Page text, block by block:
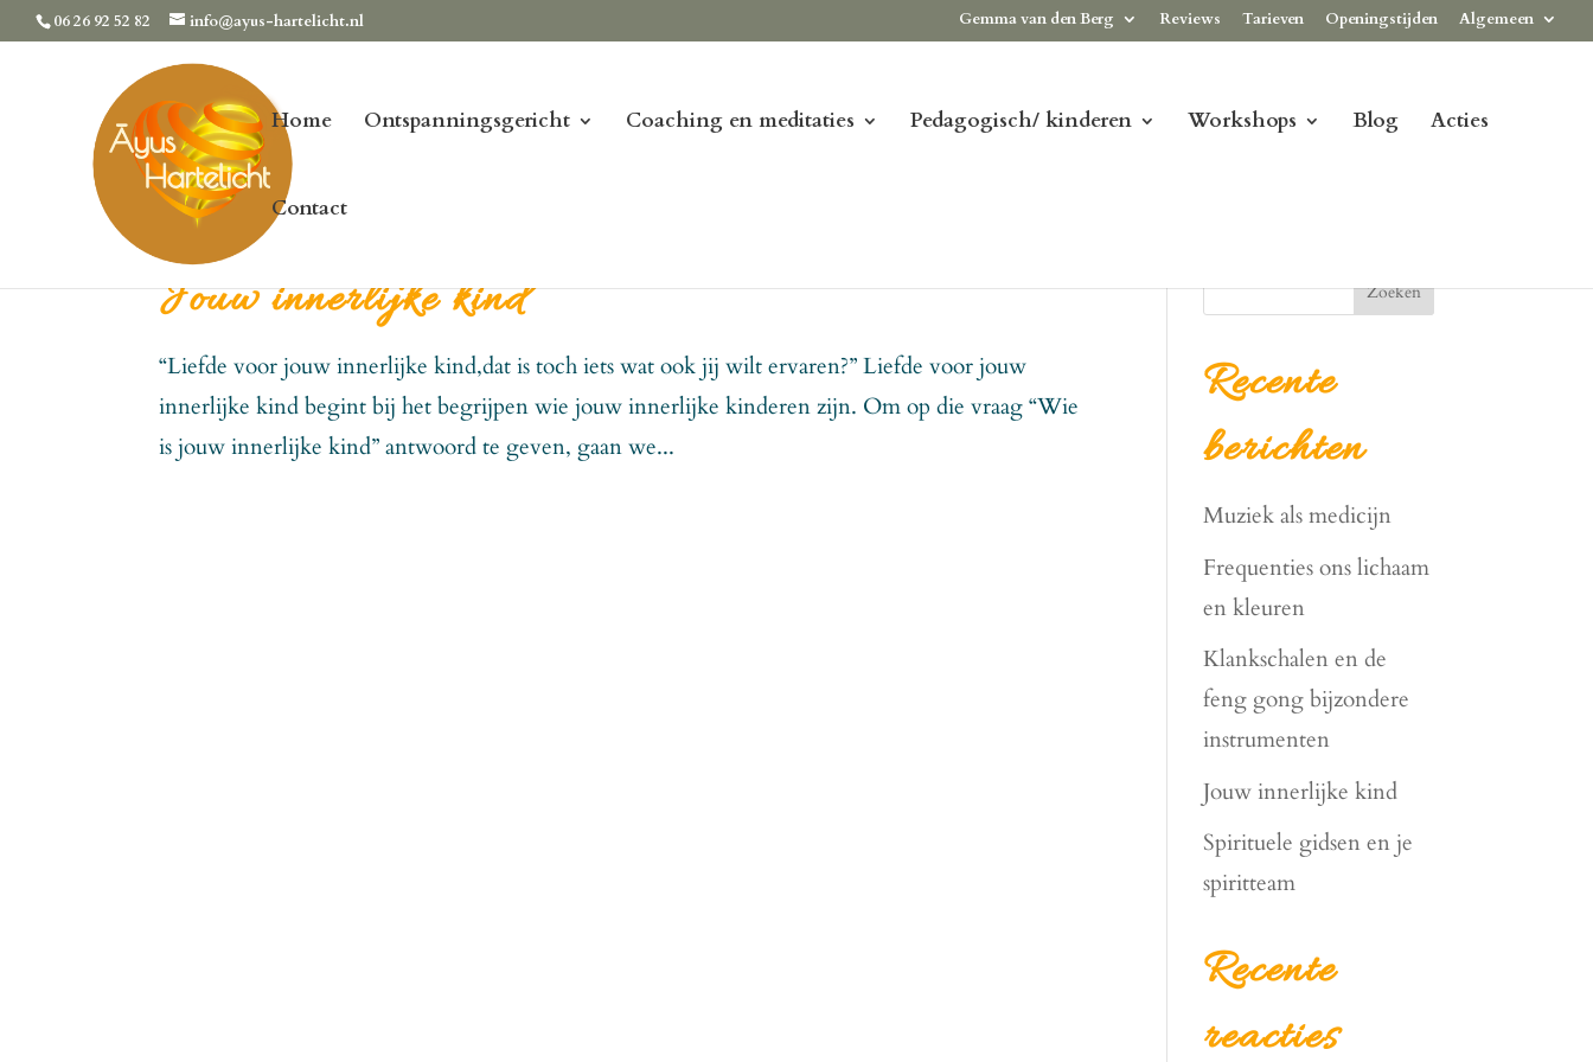
06 26 92 52 82 info@ayus-hartelicht.nl Gemma van den Berg Reviews Tarieven Openingstijden Algemeen
Home Ontspanningsgericht Coaching en meditaties Pedagogisch/ kinderen Workshops Blog Acties
Contact
Jouw innerlijke kind
“Liefde voor jouw innerlijke kind,dat is toch iets wat ook jij wilt ervaren?” Liefde voor jouw
innerlijke kind begint bij het begrijpen wie jouw innerlijke kinderen zijn. Om op die vraag “Wie
is jouw innerlijke kind” antwoord te geven, gaan we...
Zoeken
Recente
berichten
Muziek als medicijn
Frequenties ons lichaam
en kleuren
Klankschalen en de
feng gong bijzondere
instrumenten
Jouw innerlijke kind
Spirituele gidsen en je
spiritteam
Recente
reacties